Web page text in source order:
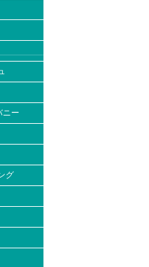
ニー
グ